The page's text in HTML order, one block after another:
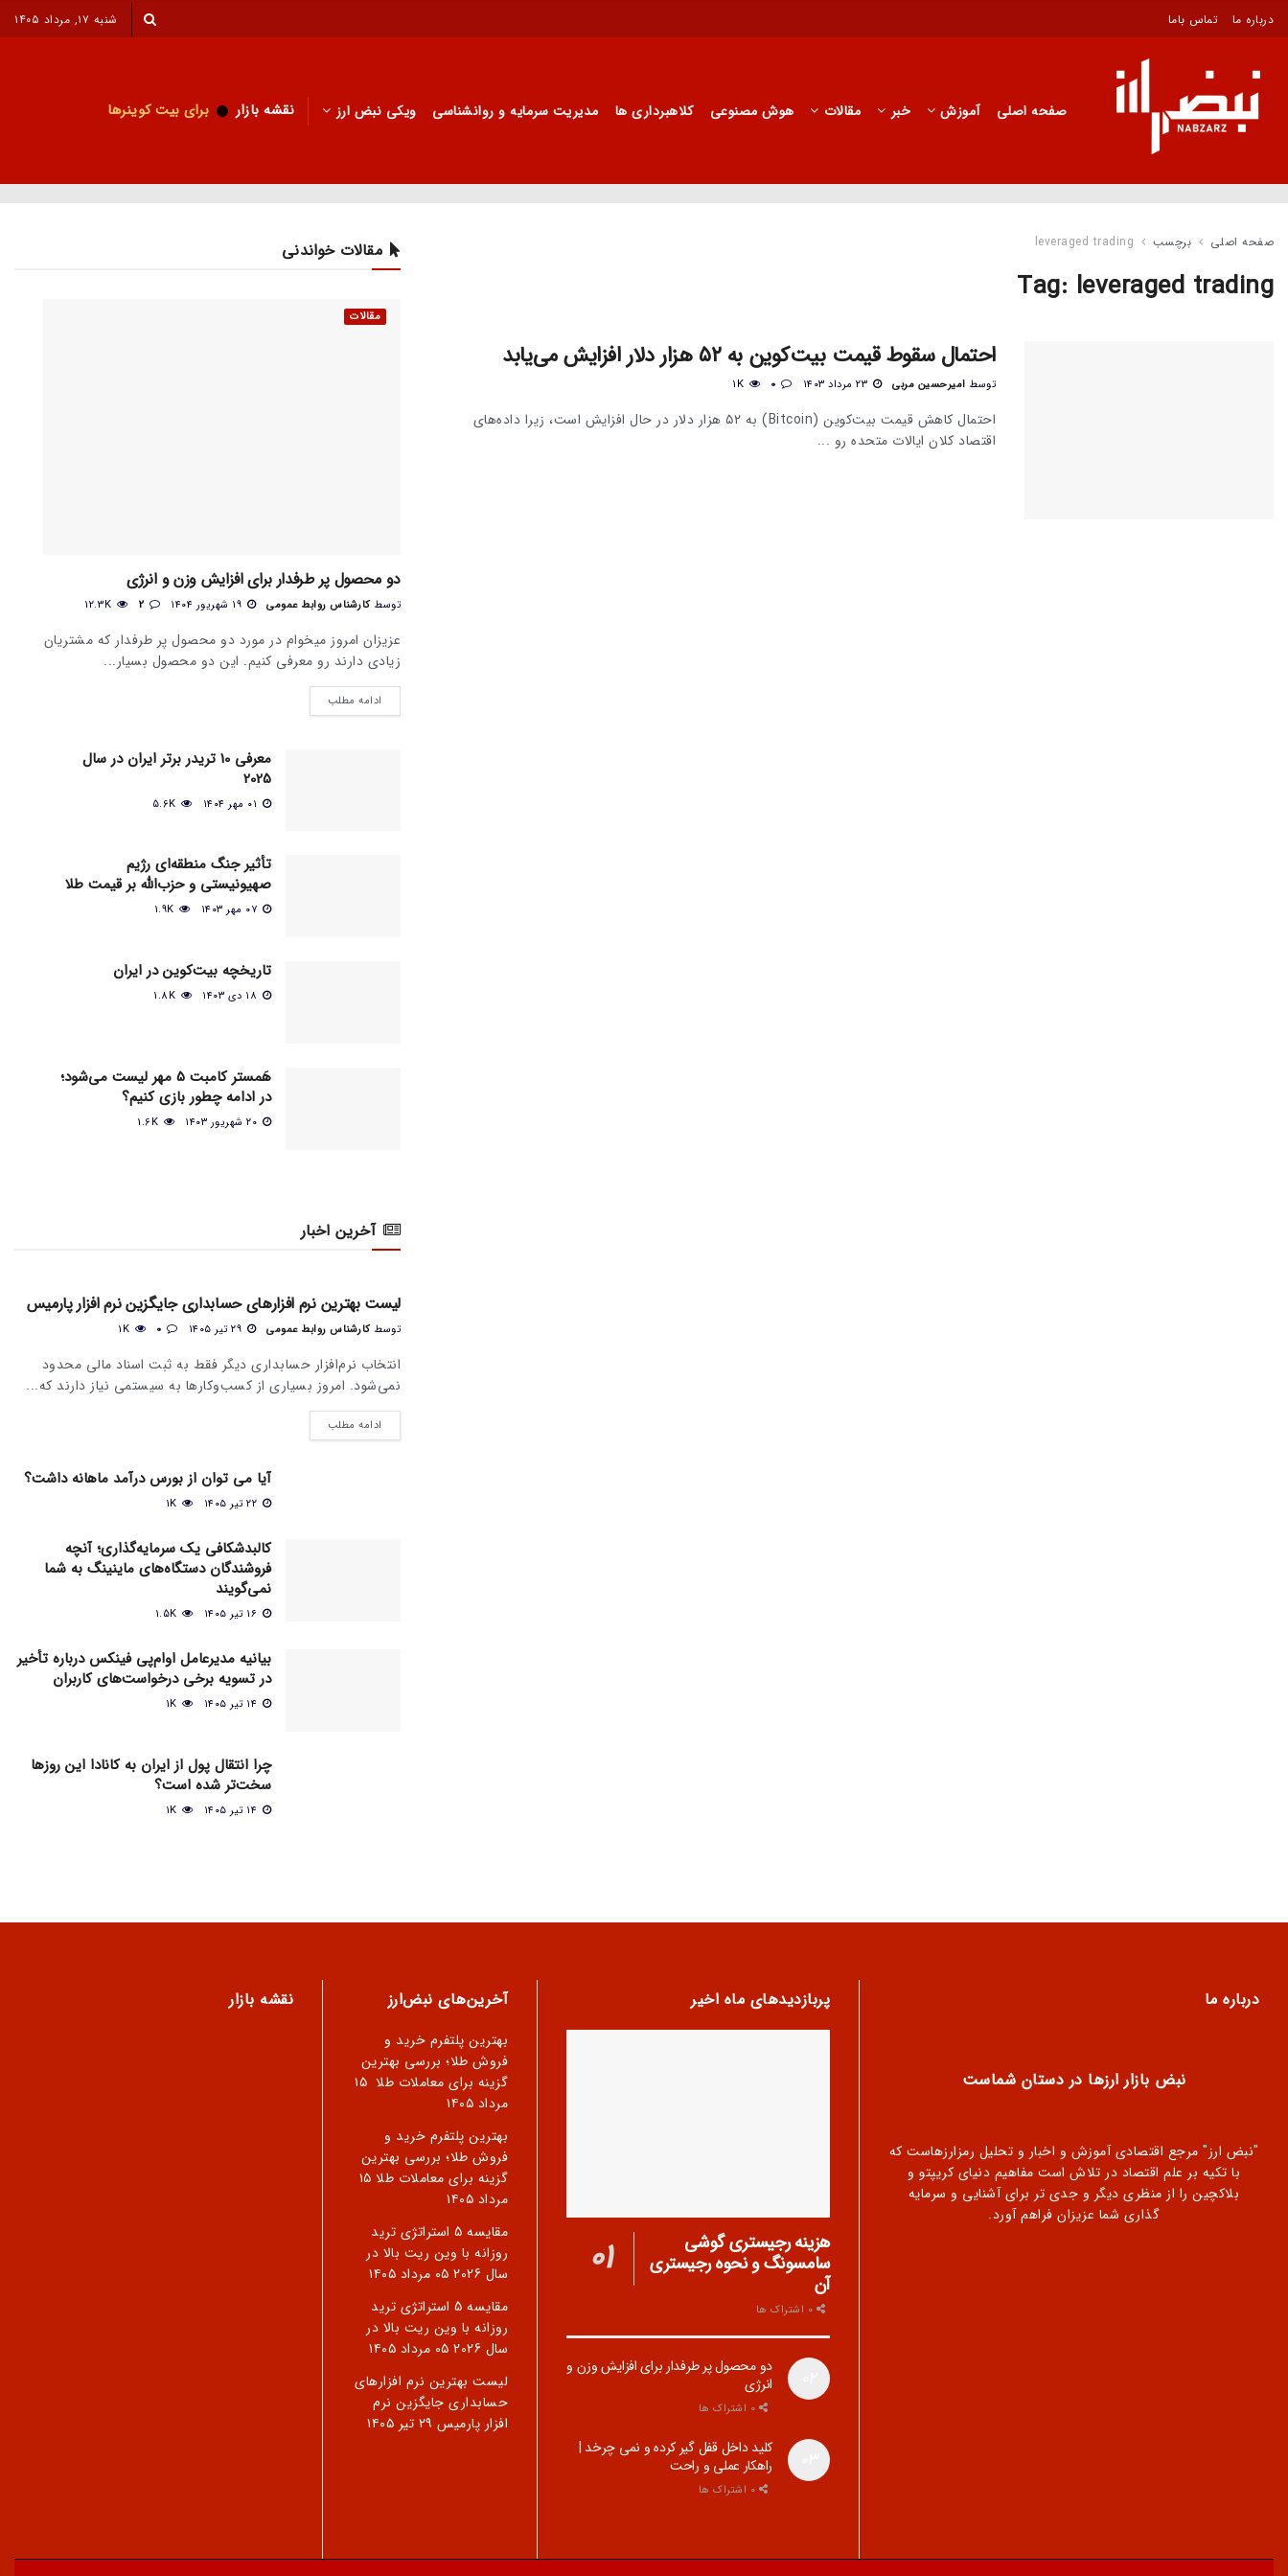
درباره ما تماس باما شنبه ۱۷, مرداد ۱۴۰۵
صفحه اصلی آموزش خبر مقالات هوش مصنوعی کلاهبرداری ها مدیریت سرمایه و روانشناسی ویکی نبض ارز نقشه بازار برای بیت کوینرها
صفحه اصلی برچسب leveraged trading
Tag: leveraged trading
احتمال سقوط قیمت بیت‌کوین به ۵۲ هزار دلار افزایش می‌یابد
توسط امیرحسین مربی
احتمال کاهش قیمت بیت‌کوین (Bitcoin) به ۵۲ هزار دلار در حال افزایش است، زیرا داده‌های
اقتصاد کلان ایالات متحده رو ...
مقالات خواندنی
مقالات
دو محصول پر طرفدار برای افزایش وزن و انرژی
توسط کارشناس روابط عمومی
عزیزان امروز میخوام در مورد دو محصول پر طرفدار که مشتریان
زیادی دارند رو معرفی کنیم. این دو محصول بسیار...
ادامه مطلب
معرفی 10 تریدر برتر ایران در سال
2025
تأثیر جنگ منطقه‌ای رژیم
صهیونیستی و حزب‌الله بر قیمت طلا
تاریخچه بیت‌کوین در ایران
هَمستر کامبت 5 مهر لیست می‌شود؛
در ادامه چطور بازی کنیم؟
آخرین اخبار
لیست بهترین نرم افزارهای حسابداری جایگزین نرم افزار پارمیس
توسط کارشناس روابط عمومی
انتخاب نرم‌افزار حسابداری دیگر فقط به ثبت اسناد مالی محدود
نمی‌شود. امروز بسیاری از کسب‌وکارها به سیستمی نیاز دارند که...
ادامه مطلب
آیا می‌ توان از بورس درآمد ماهانه داشت؟
کالبدشکافی یک سرمایه‌گذاری؛ آنچه
فروشندگان دستگاه‌های ماینینگ به شما
نمی‌گویند
بیانیه مدیرعامل او‌ام‌پی فینکس درباره تأخیر
در تسویه برخی درخواست‌های کاربران
چرا انتقال پول از ایران به کانادا این روزها
سخت‌تر شده است؟
درباره ما
نبض بازار ارزها در دستان شماست
"نبض ارز" مرجع اقتصادی آموزش و اخبار و تحلیل رمزارزهاست که
با تکیه بر علم اقتصاد در تلاش است مفاهیم دنیای کریپتو و
بلاکچین را از منظری دیگر و جدی تر برای آشنایی و سرمایه
گذاری شما عزیزان فراهم آورد.
پربازدیدهای ماه اخیر
هزینه رجیستری گوشی
سامسونگ و نحوه رجیستری
آن
دو محصول پر طرفدار برای افزایش وزن و
انرژی
کلید داخل قفل گیر کرده و نمی چرخد |
راهکار عملی و راحت
آخرین‌های نبض‌ارز
بهترین پلتفرم خرید و
فروش طلا؛ بررسی بهترین
گزینه برای معاملات طلا ۱۵
مرداد ۱۴۰۵
بهترین پلتفرم خرید و
فروش طلا؛ بررسی بهترین
گزینه برای معاملات طلا ۱۵
مرداد ۱۴۰۵
مقایسه 5 استراتژی ترید
روزانه با وین ریت بالا در
سال 2026
۰۵ مرداد ۱۴۰۵
مقایسه 5 استراتژی ترید
روزانه با وین ریت بالا در
سال 2026
۰۵ مرداد ۱۴۰۵
لیست بهترین نرم افزارهای
حسابداری جایگزین نرم
افزار پارمیس ۲۹ تیر ۱۴۰۵
نقشه بازار